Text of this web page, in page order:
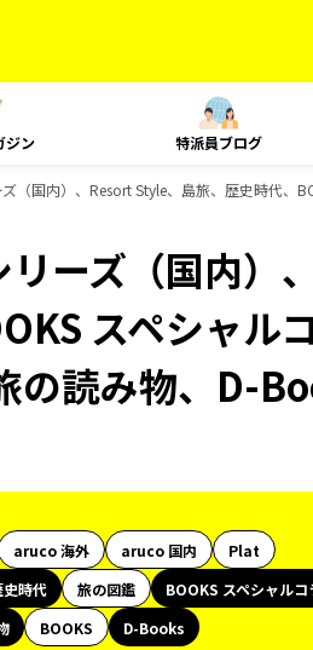
ジン 特派員ブログ
（国内）、Resort Style、島旅、歴史時代、
ーズ（国内）
スペシャルコ
の読み物、D-
aruco 海外 aruco 国内
Plat
史時代 旅の図鑑
BOOKS スペシャルコ
BOOKS
D-Books